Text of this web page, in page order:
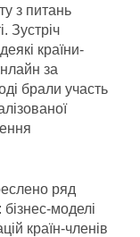
з питань
Зустріч
країни-
за
брали участь
ряд
моделі
країн-членів